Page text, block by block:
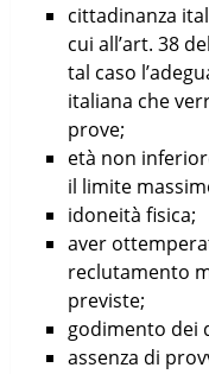
cittadinanza
cui all’art. 38
tal caso
italiana che
prove;
età non
il limite
idoneità fisica;
aver
reclutamento
previste;
godimento dei
assenza di